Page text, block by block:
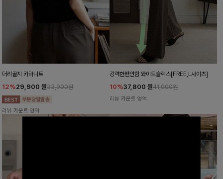
더리골지 카라니트
12%29,900 원33,900원
리뷰 카운트 영역
강력한편안함 와이드슬랙스[FREE,L사이즈]
10%37,800 원41,900원
리뷰 카운트 영역